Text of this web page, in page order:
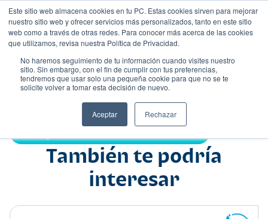
Este sitio web almacena cookies en tu PC. Estas cookies sirven para mejorar
nuestro sitio web y ofrecer servicios más personalizados, tanto en este sitio
web como a través de otras redes. Para conocer más acerca de las cookies
que utilizamos, revisa nuestra Política de Privacidad.
No haremos seguimiento de tu información cuando visites nuestro
sitio. Sin embargo, con el fin de cumplir con tus preferencias,
tendremos que usar solo una pequeña cookie para que no se te
solicite volver a tomar esta decisión de nuevo.
Aceptar Rechazar
Nombre
También te podría
interesar